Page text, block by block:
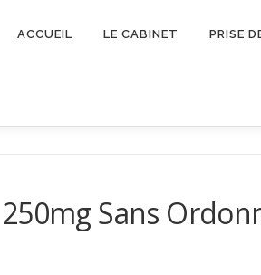
ACCUEIL LE CABINET PRISE
Sans